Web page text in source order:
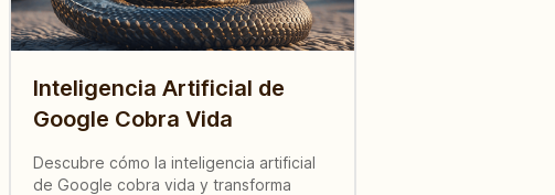
Inteligencia Artificial de
Google Cobra Vida
Descubre cómo la inteligencia artificial
de Google cobra vida y transforma